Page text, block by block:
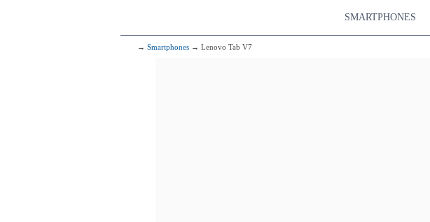
SMARTPHONES
→ Smartphones → Lenovo Tab V7